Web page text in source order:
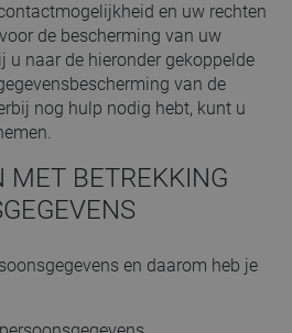
en uw rechten
de bescherming van uw
u naar de hieronder gekoppelde
van de
nog hulp nodig hebt, kunt u
MET BETREKKING
en daarom heb je